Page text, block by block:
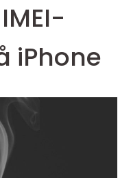
iPhone